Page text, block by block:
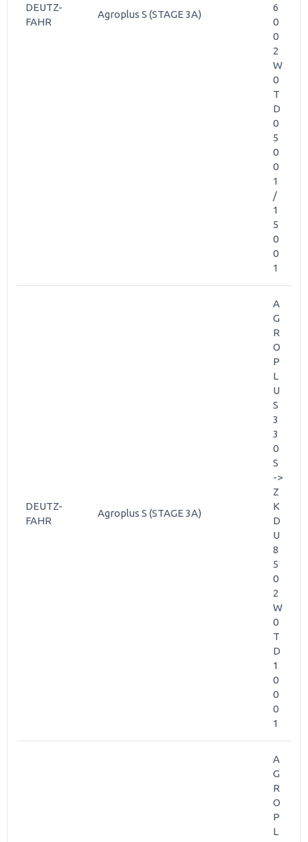
DEUTZ-
FAHR
Agroplus S (STAGE 3A)
6
0
0
2
W
0
T
D
0
5
0
0
1
/
1
5
0
0
1
DEUTZ-
FAHR
Agroplus S (STAGE 3A)
A
G
R
O
P
L
U
S
3
3
0
S
->
Z
K
D
U
8
5
0
2
W
0
T
D
1
0
0
0
1
A
G
R
O
P
L